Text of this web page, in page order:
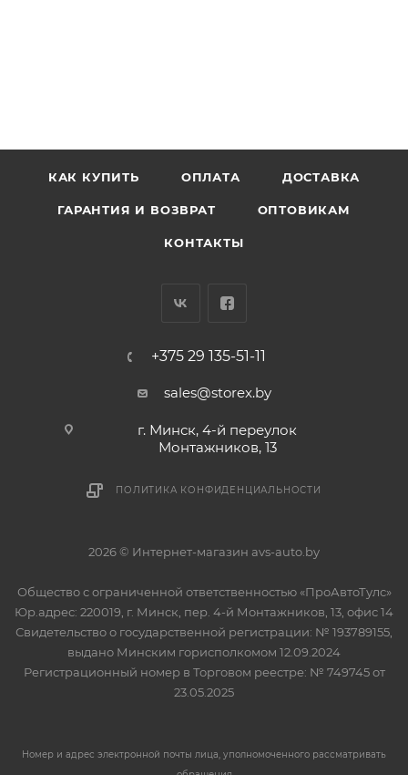
КАК КУПИТЬ ОПЛАТА ДОСТАВКА
ГАРАНТИЯ И ВОЗВРАТ ОПТОВИКАМ
КОНТАКТЫ
+375 29 135-51-11
sales@storex.by
г. Минск, 4-й переулок
Монтажников, 13
ПОЛИТИКА КОНФИДЕНЦИАЛЬНОСТИ
2026 © Интернет-магазин avs-auto.by
Общество с ограниченной ответственностью «ПроАвтоТулс»
Юр.адрес: 220019, г. Минск, пер. 4-й Монтажников, 13, офис 14
Свидетельство о государственной регистрации: № 193789155,
выдано Минским горисполкомом 12.09.2024
Регистрационный номер в Торговом реестре: № 749745 от
23.05.2025
Номер и адрес электронной почты лица, уполномоченного рассматривать